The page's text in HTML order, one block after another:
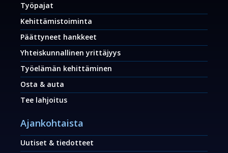
Työpajat
Kehittämistoiminta
Päättyneet hankkeet
Yhteiskunnallinen yrittäjyys
Työelämän kehittäminen
Osta & auta
Tee lahjoitus
Ajankohtaista
Uutiset & tiedotteet